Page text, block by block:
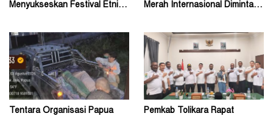
Menyukseskan Festival Etnik
Merah Internasional Diminta
Tentara Organisasi Papua
Pemkab Tolikara Rapat